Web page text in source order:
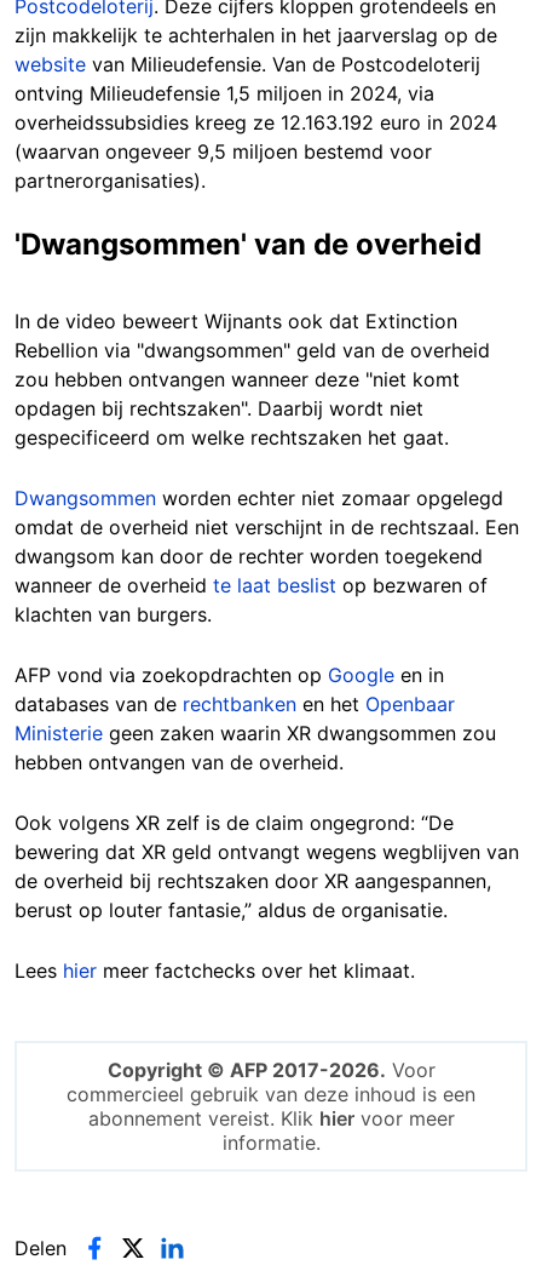
Postcodeloterij. Deze cijfers kloppen grotendeels en
zijn makkelijk te achterhalen in het jaarverslag op de
website van Milieudefensie. Van de Postcodeloterij
ontving Milieudefensie 1,5 miljoen in 2024, via
overheidssubsidies kreeg ze 12.163.192 euro in 2024
(waarvan ongeveer 9,5 miljoen bestemd voor
partnerorganisaties).
'Dwangsommen' van de overheid
In de video beweert Wijnants ook dat Extinction
Rebellion via "dwangsommen" geld van de overheid
zou hebben ontvangen wanneer deze "niet komt
opdagen bij rechtszaken". Daarbij wordt niet
gespecificeerd om welke rechtszaken het gaat.
Dwangsommen worden echter niet zomaar opgelegd
omdat de overheid niet verschijnt in de rechtszaal. Een
dwangsom kan door de rechter worden toegekend
wanneer de overheid te laat beslist op bezwaren of
klachten van burgers.
AFP vond via zoekopdrachten op Google en in
databases van de rechtbanken en het Openbaar
Ministerie geen zaken waarin XR dwangsommen zou
hebben ontvangen van de overheid.
Ook volgens XR zelf is de claim ongegrond: “De
bewering dat XR geld ontvangt wegens wegblijven van
de overheid bij rechtszaken door XR aangespannen,
berust op louter fantasie,” aldus de organisatie.
Lees hier meer factchecks over het klimaat.
Copyright © AFP 2017-2026. Voor
commercieel gebruik van deze inhoud is een
abonnement vereist. Klik hiervoor meer
informatie.
Delen